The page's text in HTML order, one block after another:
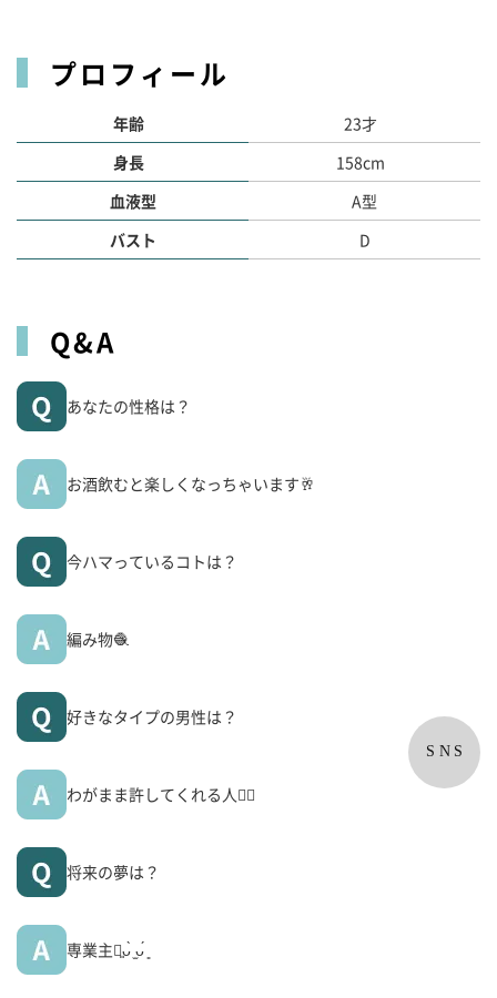
プロフィール
年齢
23才
身長
158cm
血液型
A型
バスト
D
Q&A
あなたの性格は？
お酒飲むと楽しくなっちゃいます🥂
今ハマっているコトは？
編み物🧶
好きなタイプの男性は？
わがまま許してくれる人🙂‍↕️
将来の夢は？
専業主婦͈ᴗ̀ ̫ᴗ́ ͈
SNS